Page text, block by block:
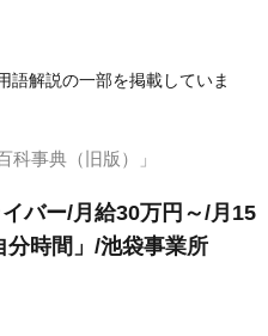
解説の一部を掲載していま
科事典（旧版）」
バー/月給30万円～/月15
分時間」/池袋事業所